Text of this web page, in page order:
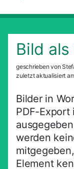
Bild
geschrieben von
zuletzt aktualisiert
Bilder in
PDF-Export
werden
Element